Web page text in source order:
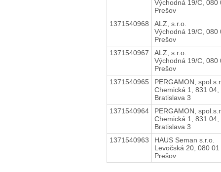
Východná 19/C, 080
Prešov
1371540968
ALZ, s.r.o.
Východná 19/C, 080
Prešov
1371540967
ALZ, s.r.o.
Východná 19/C, 080
Prešov
1371540965
PERGAMON,
Chemická 1, 831 04,
Bratislava 3
1371540964
PERGAMON,
Chemická 1, 831 04,
Bratislava 3
1371540963
HAUS Seman s.r.o.
Levočská 20, 080 01
Prešov